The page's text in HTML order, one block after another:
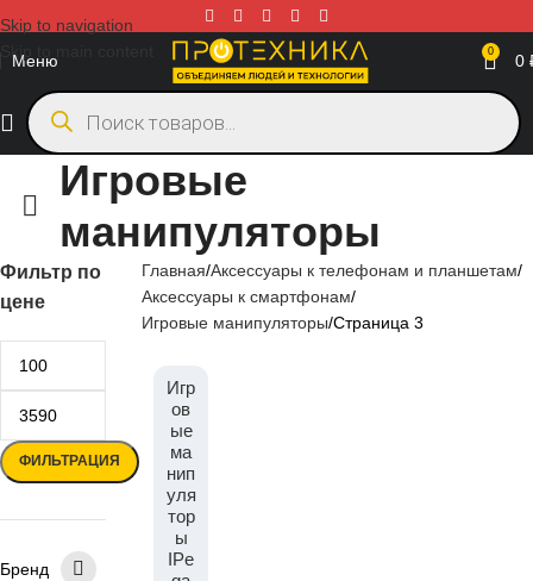
Skip to navigation
Skip to main content
Меню 0 0
Игровые
манипуляторы
Фильтр по
цене
ФИЛЬТРАЦИЯ
Бренд
Главная Аксессуары к телефонам и планшетам
Аксессуары к смартфонам
Игровые манипуляторы Страница 3
Игр
ов
ые
ма
нип
уля
тор
ы
IPe